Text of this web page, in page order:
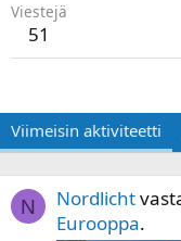
Viestejä
51
Viimeisin aktiviteetti
N Nordlicht
Eurooppa.